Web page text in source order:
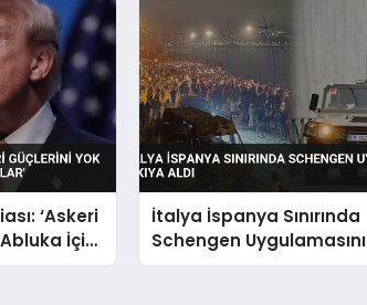
‘Askeri
İçin
İtalya İspanya Sınırında
Schengen Uygulamasını
Askıya Aldı